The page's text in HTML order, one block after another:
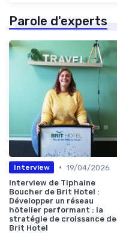
Parole d'experts
Interview • 19/04/2026
Interview de Tiphaine
Boucher de Brit Hotel :
Développer un réseau
hôtelier performant : la
stratégie de croissance de
Brit Hotel